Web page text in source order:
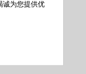
诚为您提供优